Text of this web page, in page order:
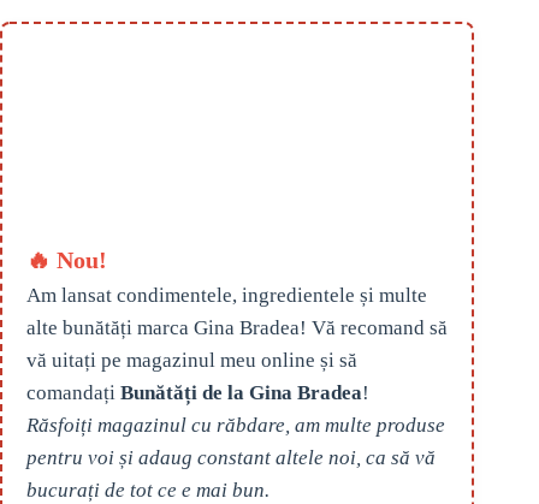
🔥 Nou!
Am lansat condimentele, ingredientele și multe
alte bunătăți marca Gina Bradea! Vă recomand să
vă uitați pe magazinul meu online și să
comandați Bunătăți de la Gina Bradea!
Răsfoiți magazinul cu răbdare, am multe produse
pentru voi și adaug constant altele noi, ca să vă
bucurați de tot ce e mai bun.